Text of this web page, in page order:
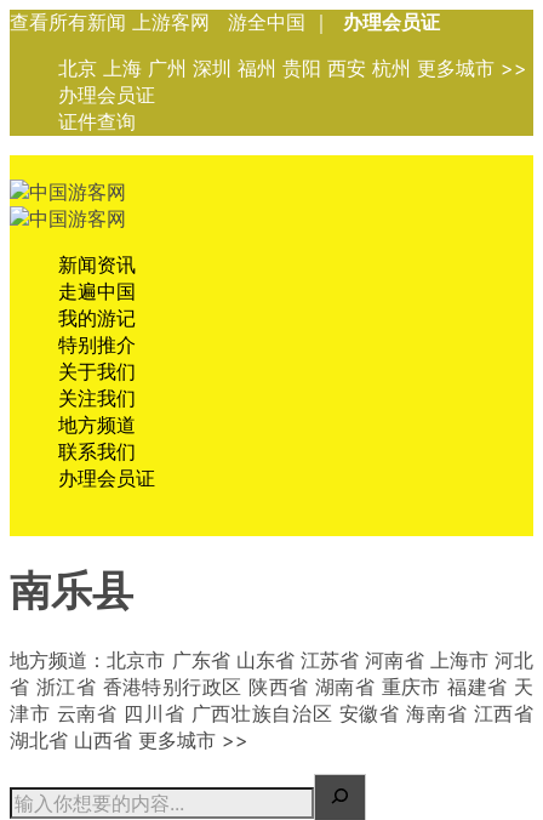
查看所有新闻 上游客网 游全中国 ｜
办理会员证
北京 上海 广州 深圳 福州 贵阳 西安 杭州 更多城市 >>
办理会员证
证件查询
新闻资讯
走遍中国
我的游记
特别推介
关于我们
关注我们
地方频道
联系我们
办理会员证
南乐县
地方频道：北京市 广东省 山东省 江苏省 河南省 上海市 河北
省 浙江省 香港特别行政区 陕西省 湖南省 重庆市 福建省 天
津市 云南省 四川省 广西壮族自治区 安徽省 海南省 江西省
湖北省 山西省 更多城市 >>